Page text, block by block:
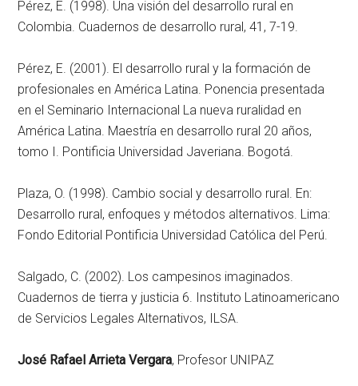
Pérez, E. (1998). Una visión del desarrollo rural en
Colombia. Cuadernos de desarrollo rural, 41, 7-19.
Pérez, E. (2001). El desarrollo rural y la formación de
profesionales en América Latina. Ponencia presentada
en el Seminario Internacional La nueva ruralidad en
América Latina. Maestría en desarrollo rural 20 años,
tomo I. Pontificia Universidad Javeriana. Bogotá.
Plaza, O. (1998). Cambio social y desarrollo rural. En:
Desarrollo rural, enfoques y métodos alternativos. Lima:
Fondo Editorial Pontificia Universidad Católica del Perú.
Salgado, C. (2002). Los campesinos imaginados.
Cuadernos de tierra y justicia 6. Instituto Latinoamericano
de Servicios Legales Alternativos, ILSA.
José Rafael Arrieta Vergara, Profesor UNIPAZ